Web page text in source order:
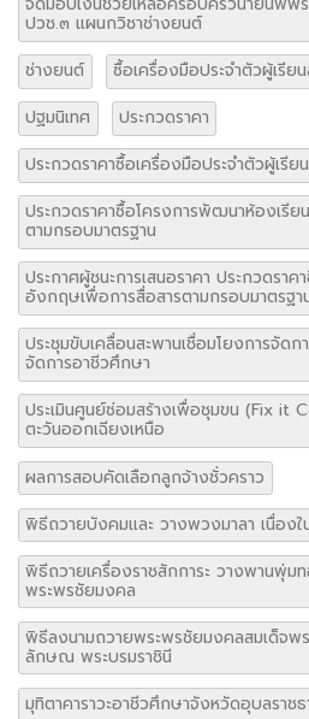
ปวช.๓ แผนกวิชาช่างยนต์
ช่างยนต์
ซื้อเครื่องมือประจำตัวผู้เรีย
ปฐมนิเทศ
ประกวดราคา
ประกวดราคาซื้อเครื่องมือประจำตัวผู้เรีย
ประกวดราคาซื้อโครงการพัฒนาห้องเรี
ตามกรอบมาตรฐาน
ประกาศผู้ชนะการเสนอราคา ประกวดรา
อังกฤษเพื่อการสื่อสารตามกรอบมาตรฐา
ประชุมขับเคลื่อนสะพานเชื่อมโยงการจัด
จัดการอาชีวศึกษา
ประเมินศูนย์ซ่อมสร้างเพื่อชุมขน (Fix it
ตะวันออกเฉียงเหนือ
ผลการสอบคัดเลือกลูกจ้างชั่วคราว
พิธีถวายบังคมและ วางพวงมาลา เนื่องใ
พิธีถวายเครื่องราชสักการะ วางพานพุ่ม
พระพรชัยมงคล
พิธีลงนามถวายพระพรชัยมงคลสมเด็จพ
ลักษณ พระบรมราชินี
มุทิตาคาราวะอาชีวศึกษาจังหวัดอุบลราชธ